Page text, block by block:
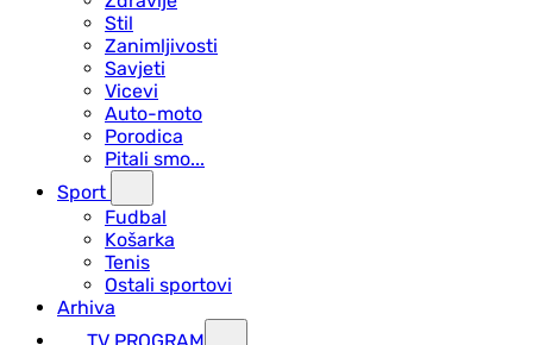
Stil
Zanimljivosti
Savjeti
Vicevi
Auto-moto
Porodica
Pitali smo...
Sport
Fudbal
Košarka
Tenis
Ostali sportovi
Arhiva